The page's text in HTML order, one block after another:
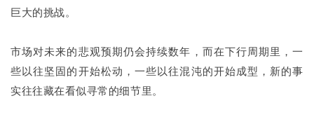
巨大的挑战。
市场对未来的悲观预期仍会持续数年，而在下行周期里，一
些以往坚固的开始松动，一些以往混沌的开始成型，新的事
实往往藏在看似寻常的细节里。